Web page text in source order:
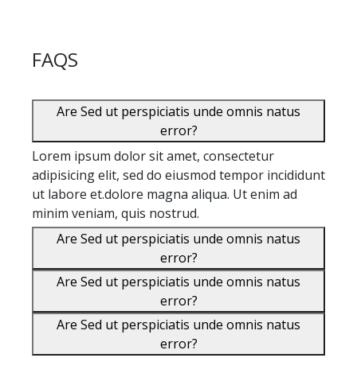
FAQS
Are Sed ut perspiciatis unde omnis natus
error?
Lorem ipsum dolor sit amet, consectetur
adipisicing elit, sed do eiusmod tempor incididunt
ut labore et.dolore magna aliqua. Ut enim ad
minim veniam, quis nostrud.
Are Sed ut perspiciatis unde omnis natus
error?
Are Sed ut perspiciatis unde omnis natus
error?
Are Sed ut perspiciatis unde omnis natus
error?